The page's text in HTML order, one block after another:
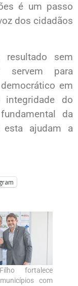
é um passo
dos cidadãos
sem
servem para
em
do
da
esta ajudam a
fortalece
com